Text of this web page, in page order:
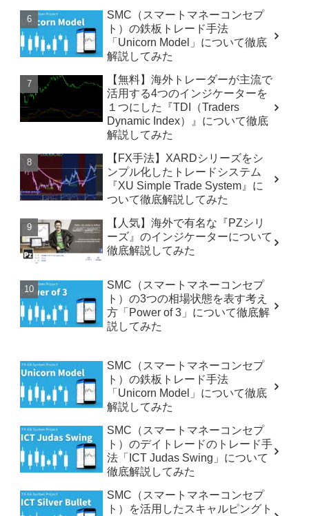
SMC（スマートマネーコンセプ
ト）の鉄板トレード手法
「Unicorn Model」について徹底
解説してみた
【無料】海外トレーダーが主流で
活用する4つのインジケーターを
１つにした『TDI（Traders
Dynamic Index）』について徹底
解説してみた
【FX手法】XARDシリーズをシ
ンプル化したトレードシステム
『XU Simple Trade System』に
ついて徹底解説してみた
【人気】海外で有名な『PZシリ
ーズ』のインジケーターについて
徹底解説してみた
SMC（スマートマネーコンセプ
ト）の3つの相場状態を表す考え
方「Power of 3」について徹底解
説してみた
SMC（スマートマネーコンセプ
ト）の鉄板トレード手法
「Unicorn Model」について徹底
解説してみた
SMC（スマートマネーコンセプ
ト）のデイトレードのトレード手
法「ICT Judas Swing」について
徹底解説してみた
SMC（スマートマネーコンセプ
ト）を活用したスキャルピングト